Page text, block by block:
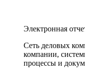
Электронная
Сеть деловых
компании,
процессы и